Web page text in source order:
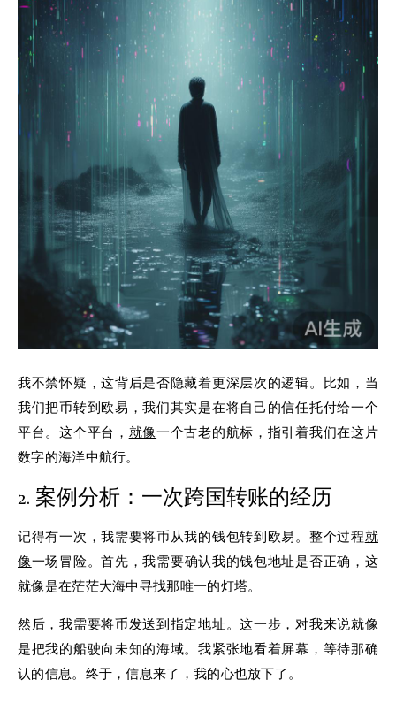
我不禁怀疑，这背后是否隐藏着更深层次的逻辑。比如，当
我们把币转到欧易，我们其实是在将自己的信任托付给一个
平台。这个平台， 就像一个古老的航标，指引着我们在这片
数字的海洋中航行。
2. 案例分析：一次跨国转账的经历
记得有一次，我需要将币从我的钱包转到欧易。整个过程就
像一场冒险。首先，我需要确认我的钱包地址是否正确，这
就像是在茫茫大海中寻找那唯一的灯塔。
然后，我需要将币发送到指定地址。这一步，对我来说就像
是把我的船驶向未知的海域。我紧张地看着屏幕，等待那确
认的信息。终于，信息来了，我的心也放下了。